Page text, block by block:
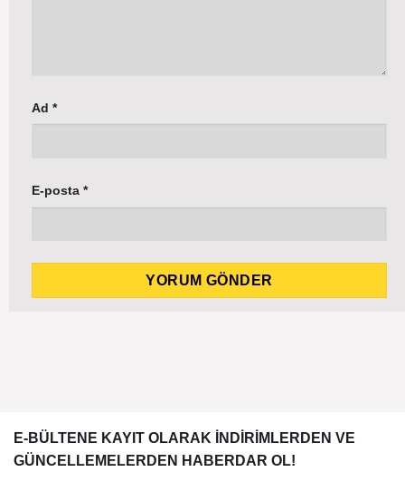
Ad *
E-posta *
E-BÜLTENE KAYIT OLARAK İNDİRİMLERDEN VE
GÜNCELLEMELERDEN HABERDAR OL!